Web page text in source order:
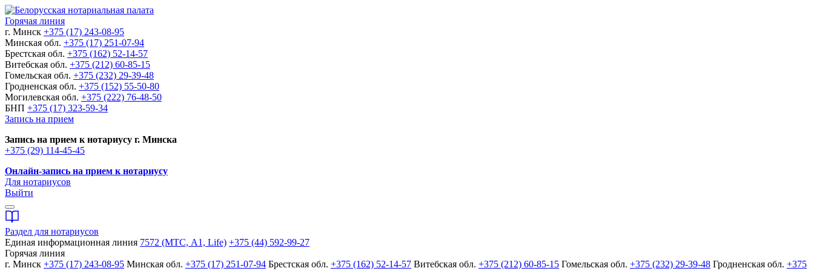
Горячая линия
г. Минск +375 (17) 243-08-95
Минская обл. +375 (17) 251-07-94
Брестская обл. +375 (162) 52-14-57
Витебская обл. +375 (212) 60-85-15
Гомельская обл. +375 (232) 29-39-48
Гродненская обл. +375 (152) 55-50-80
Могилевская обл. +375 (222) 76-48-50
БНП +375 (17) 323-59-34
Запись на прием
Запись на прием к нотариусу г. Минска
+375 (29) 114-45-45
Онлайн-запись на прием к нотариусу
Для нотариусов
Выйти
Раздел для нотариусов
Единая информационная линия 7572 (МТС, A1, Life) +375 (44) 592-99-27
Горячая линия
г. Минск +375 (17) 243-08-95 Минская обл. +375 (17) 251-07-94 Брестская обл. +375 (162) 52-14-57 Витебская обл. +375 (212) 60-85-15 Гомельская обл. +375 (232) 29-39-48 Гродненская обл. +375